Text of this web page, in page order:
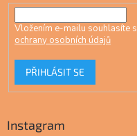
Vložením e-mailu souhlasíte s
ochrany osobních údajů
PŘIHLÁSIT SE
Instagram